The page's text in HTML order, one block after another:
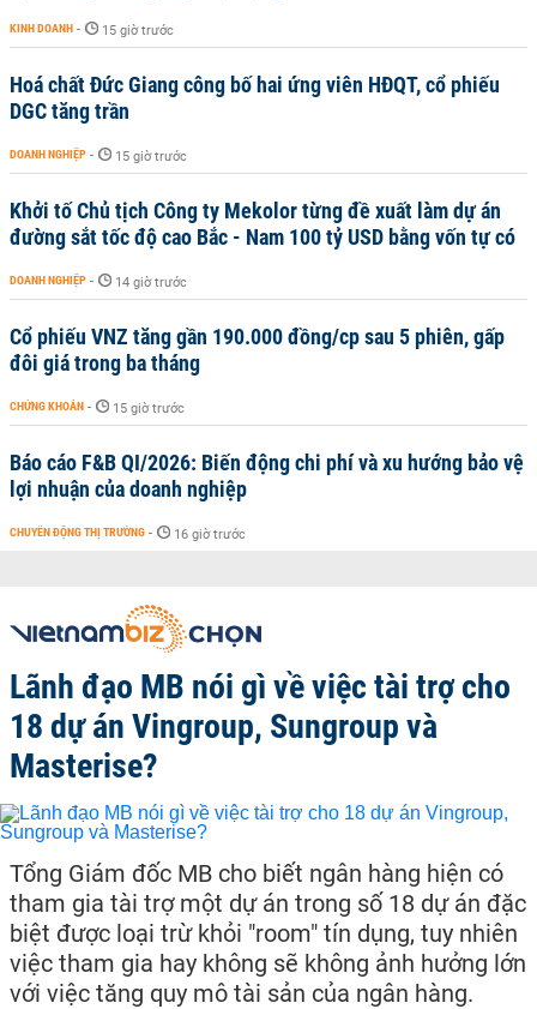
KINH DOANH - 15 giờ trước
Hoá chất Đức Giang công bố hai ứng viên HĐQT, cổ phiếu
DGC tăng trần
DOANH NGHIỆP - 15 giờ trước
Khởi tố Chủ tịch Công ty Mekolor từng đề xuất làm dự án
đường sắt tốc độ cao Bắc - Nam 100 tỷ USD bằng vốn tự có
DOANH NGHIỆP - 14 giờ trước
Cổ phiếu VNZ tăng gần 190.000 đồng/cp sau 5 phiên, gấp
đôi giá trong ba tháng
CHỨNG KHOÁN - 15 giờ trước
Báo cáo F&B QI/2026: Biến động chi phí và xu hướng bảo vệ
lợi nhuận của doanh nghiệp
CHUYỂN ĐỘNG THỊ TRƯỜNG - 16 giờ trước
Lãnh đạo MB nói gì về việc tài trợ cho
18 dự án Vingroup, Sungroup và
Masterise?
Tổng Giám đốc MB cho biết ngân hàng hiện có
tham gia tài trợ một dự án trong số 18 dự án đặc
biệt được loại trừ khỏi "room" tín dụng, tuy nhiên
việc tham gia hay không sẽ không ảnh hưởng lớn
với việc tăng quy mô tài sản của ngân hàng.